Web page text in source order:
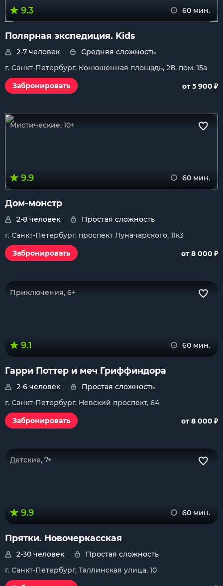
9.3 60 мин.
Полярная экспедиция. Kids
2-7 человек
Средняя сложность
г. Санкт-Петербург, Конюшенная площадь, 2В, пом. 15а
Забронировать
от 5 900 ₽
Мистические, 10+
9.9 60 мин.
Дом-монстр
2-8 человек
Простая сложность
г. Санкт-Петербург, проспект Луначарского, 11к3
Забронировать
от 8 000 ₽
Приключения, 6+
9.1 60 мин.
Гарри Поттер и меч Гриффиндора
2-6 человек
Простая сложность
г. Санкт-Петербург, Невский проспект, 64
Забронировать
от 8 000 ₽
Детские, 7+
9.9 60 мин.
Прятки. Новочеркасская
2-30 человек
Простая сложность
г. Санкт-Петербург, Таллинская улица, 10